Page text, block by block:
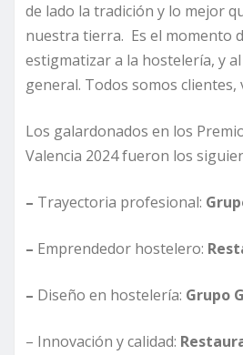
de lado la tradición y lo mejor
nuestra tierra. Es el momento
estigmatizar a la hostelería, y
general. Todos somos clientes,
Los galardonados en los
Valencia 2024 fueron los
– Trayectoria profesional:
– Emprendedor hostelero:
– Diseño en hostelería: Grupo
– Innovación y calidad: